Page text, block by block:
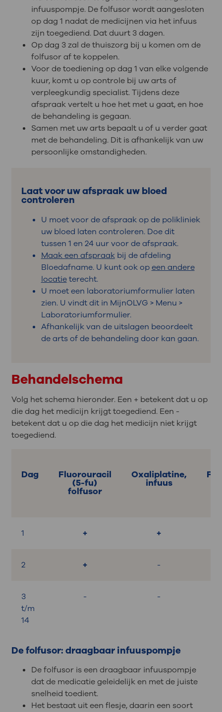
infuuspompje. De folfusor wordt aangesloten
op dag 1 nadat de medicijnen via het infuus
zijn toegediend. Dat duurt 3 dagen.
Op dag 3 zal de thuiszorg bij u komen om de
folfusor af te koppelen.
Voor de toediening op dag 1 van elke volgende
kuur, komt u op controle bij uw arts of
verpleegkundig specialist. Tijdens deze
afspraak vertelt u hoe het met u gaat, en hoe
de behandeling is gegaan.
Samen met uw arts bepaalt u of u verder gaat
met de behandeling. Dit is afhankelijk van uw
persoonlijke omstandigheden.
Laat voor uw afspraak uw bloed
controleren
U moet voor de afspraak op de polikliniek
uw bloed laten controleren. Doe dit
tussen 1 en 24 uur voor de afspraak.
Maak een afspraakbij de afdeling
Bloedafname. U kunt ook opeen andere
locatieterecht.
U moet een laboratoriumformulier laten
zien. U vindt dit in MijnOLVG > Menu >
Laboratoriumformulier.
Afhankelijk van de uitslagen beoordeelt
de arts of de behandeling door kan gaan.
Behandelschema
Volg het schema hieronder. Een + betekent dat u op
die dag het medicijn krijgt toegediend. Een -
betekent dat u op die dag het medicijn niet krijgt
toegediend.
Dag Fluorouracil
(5-fu)
folfusor
Oxaliplatine,
infuus
1 + +
2 + -
3
t/m
14
- -
De folfusor: draagbaar infuuspompje
De folfusor is een draagbaar infuuspompje
dat de medicatie geleidelijk en met de juiste
snelheid toedient.
Het bestaat uit een flesje, daarin een soort